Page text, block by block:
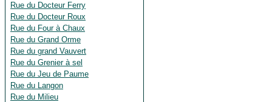
Rue du Docteur Ferry
Rue du Docteur Roux
Rue du Four à Chaux
Rue du Grand Orme
Rue du grand Vauvert
Rue du Grenier à sel
Rue du Jeu de Paume
Rue du Langon
Rue du Milieu